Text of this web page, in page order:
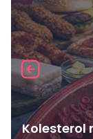
Kolesterol